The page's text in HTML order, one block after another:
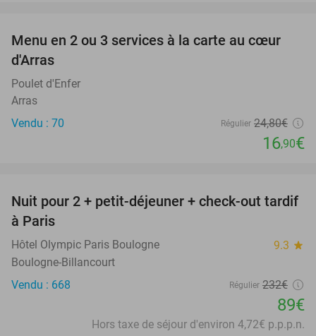
32%
Menu en 2 ou 3 services à la carte au cœur
d'Arras
Poulet d'Enfer
Arras
Vendu : 70
Régulier 24,80€
16,90€
62%
Nuit pour 2 + petit-déjeuner + check-out tardif
à Paris
Hôtel Olympic Paris Boulogne 9.3 star
Boulogne-Billancourt
Vendu : 668
Régulier 232€
89€
Hors taxe de séjour d'environ 4,72€ p.p.p.n.